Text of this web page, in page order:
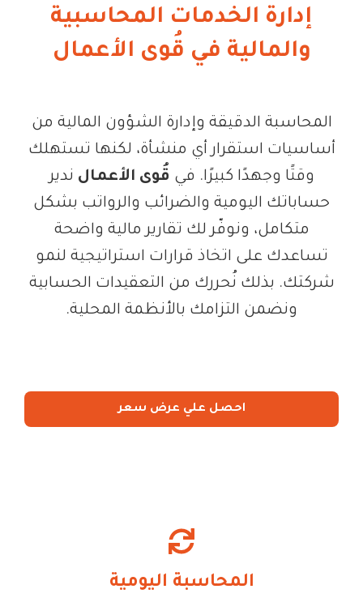
إدارة الخدمات المحاسبية
والمالية في قُوى الأعمال
المحاسبة الدقيقة وإدارة الشؤون المالية من
أساسيات استقرار أي منشأة، لكنها تستهلك
وقتًا وجهدًا كبيرًا. في قُوى الأعمال ندير
حساباتك اليومية والضرائب والرواتب بشكل
متكامل، ونوفّر لك تقارير مالية واضحة
تساعدك على اتخاذ قرارات استراتيجية لنمو
شركتك. بذلك نُحررك من التعقيدات الحسابية
ونضمن التزامك بالأنظمة المحلية.
احصل علي عرض سعر
المحاسبة اليومية